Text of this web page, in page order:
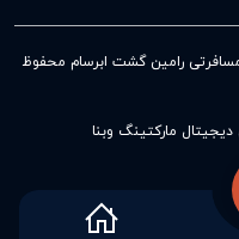
رامین گشت ابرسام محفوظ
مارکتینگ وبنا